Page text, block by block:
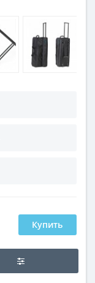
Купить